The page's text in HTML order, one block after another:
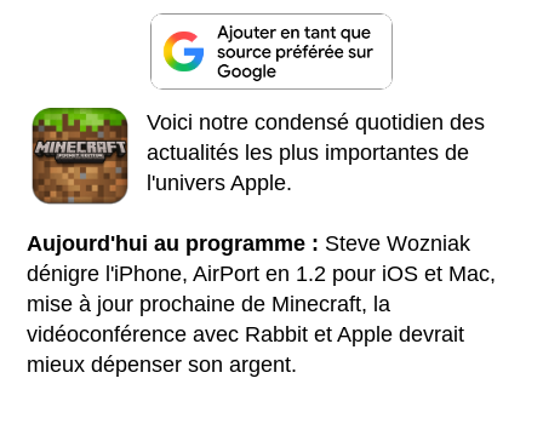
Voici notre condensé quotidien des
actualités les plus importantes de
l'univers Apple.
Aujourd'hui au programme : Steve Wozniak
dénigre l'iPhone, AirPort en 1.2 pour iOS et Mac,
mise à jour prochaine de Minecraft, la
vidéoconférence avec Rabbit et Apple devrait
mieux dépenser son argent.